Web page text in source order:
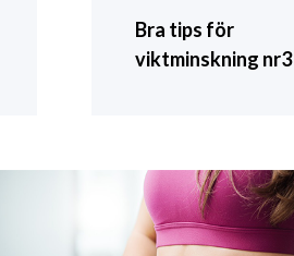
Bra tips för
viktminskning nr3